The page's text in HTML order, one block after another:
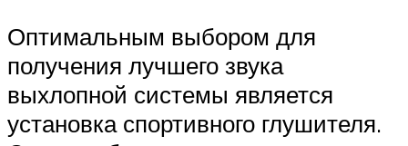
Оптимальным выбором для
получения лучшего звука
выхлопной системы является
установка спортивного глушителя.